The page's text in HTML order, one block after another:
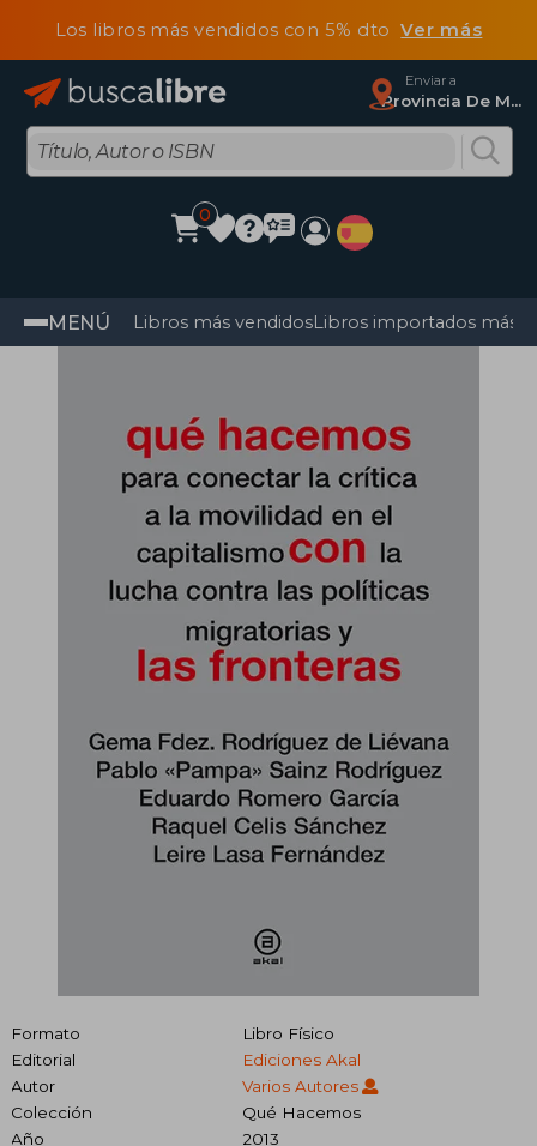
Los libros más vendidos con 5% dtoVer más
Enviar a
Provincia De Madrid
0
MENÚ Libros más vendidosLibros importados más
Formato
Libro Físico
Editorial
Ediciones Akal
Autor
Varios Autores
Colección
Qué Hacemos
Año
2013